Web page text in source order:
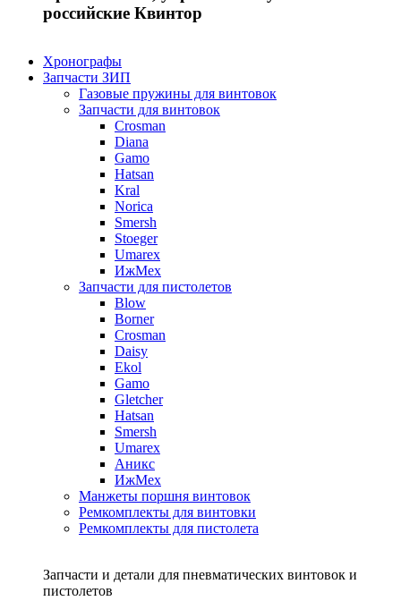
российские Квинтор
Хронографы
Запчасти ЗИП
Газовые пружины для винтовок
Запчасти для винтовок
Crosman
Diana
Gamo
Hatsan
Kral
Norica
Smersh
Stoeger
Umarex
ИжМех
Запчасти для пистолетов
Blow
Borner
Crosman
Daisy
Ekol
Gamo
Gletcher
Hatsan
Smersh
Umarex
Аникс
ИжМех
Манжеты поршня винтовок
Ремкомплекты для винтовки
Ремкомплекты для пистолета
Запчасти и детали для пневматических винтовок и
пистолетов